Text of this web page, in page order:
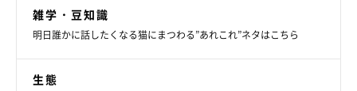
雑学・豆知識
明日誰かに話したくなる猫にまつわる”あれこれ”ネタはこちら
生態